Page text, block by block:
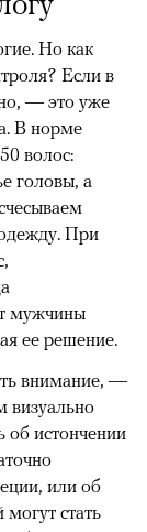
Но как
Если в
— это уже
В норме
волос:
головы, а
При
мужчины
ее решение.
внимание, —
визуально
об истончении
или об
стать